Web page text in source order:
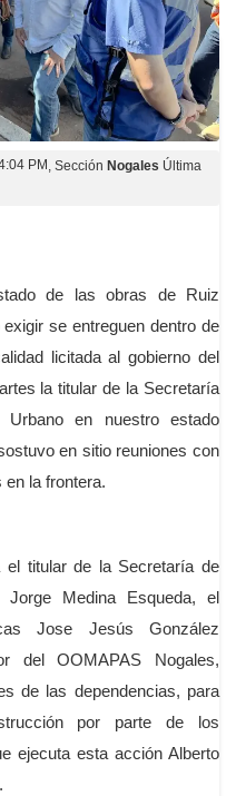
PM , Sección Nogales Última
de las obras de Ruiz
se entreguen dentro de
licitada al gobierno del
la titular de la Secretaría
Urbano en nuestro estado
en sitio reuniones con
la frontera.
titular de la Secretaría de
Jorge Medina Esqueda, el
Jose Jesús González
del OOMAPAS Nogales,
de las dependencias, para
por parte de los
ejecuta esta acción Alberto